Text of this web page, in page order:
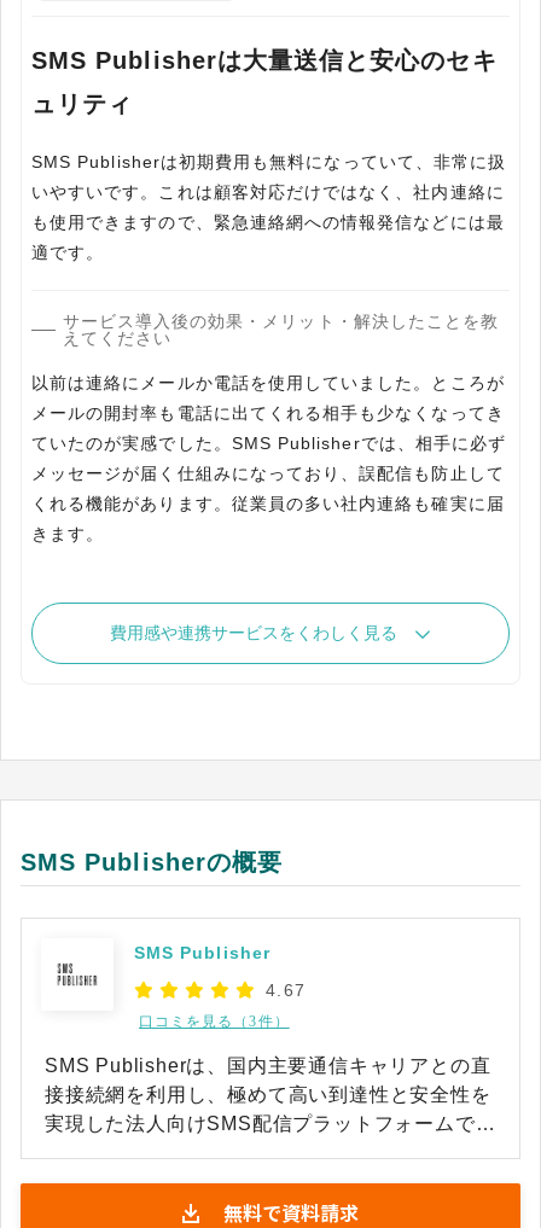
SMS Publisherは大量送信と安心のセキ
ュリティ
SMS Publisherは初期費用も無料になっていて、非常に扱
いやすいです。これは顧客対応だけではなく、社内連絡に
も使用できますので、緊急連絡網への情報発信などには最
適です。
サービス導入後の効果・メリット・解決したことを教
えてください
以前は連絡にメールか電話を使用していました。ところが
メールの開封率も電話に出てくれる相手も少なくなってき
ていたのが実感でした。SMS Publisherでは、相手に必ず
メッセージが届く仕組みになっており、誤配信も防止して
くれる機能があります。従業員の多い社内連絡も確実に届
きます。
費用感や連携サービスをくわしく見る
SMS Publisherの概要
SMS Publisher
4.67
口コミを見る（3件）
SMS Publisherは、国内主要通信キャリアとの直
接接続網を利用し、極めて高い到達性と安全性を
実現した法人向けSMS配信プラットフォームで
モーション情報を届けられ、メールに比べて埋も
れにくく、開封・即時性に優れたチャネルとして
無料で資料請求